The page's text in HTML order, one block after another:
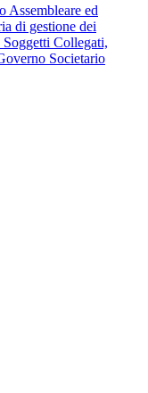
Assembleare ed
di gestione dei
Collegati,
Societario